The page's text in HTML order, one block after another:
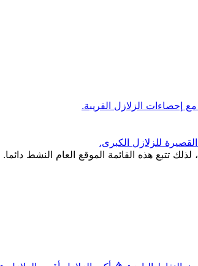
للزلازل الكبرى.
تتبع هذه القائمة الموقع العام النشط دائما.